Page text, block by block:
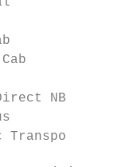
NB
Transpo